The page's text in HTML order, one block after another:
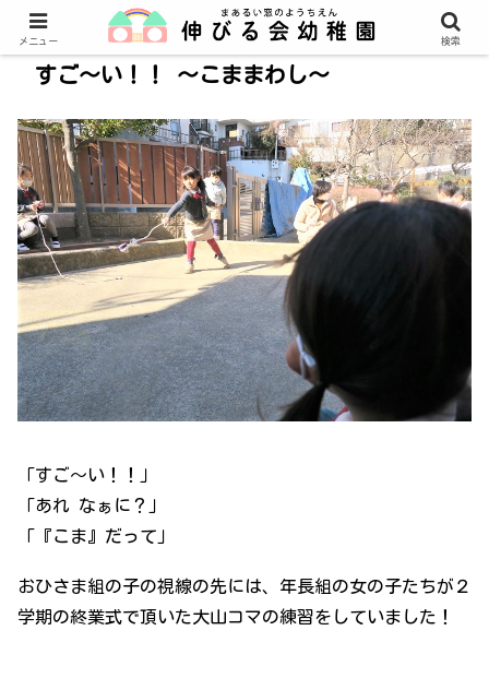
すご～い！！ ～こままわし～
「すご～い！！」
「あれ なぁに？」
「『こま』だって」
おひさま組の子の視線の先には、年長組の女の子たちが２
学期の終業式で頂いた大山コマの練習をしていました！
メニュー 検索